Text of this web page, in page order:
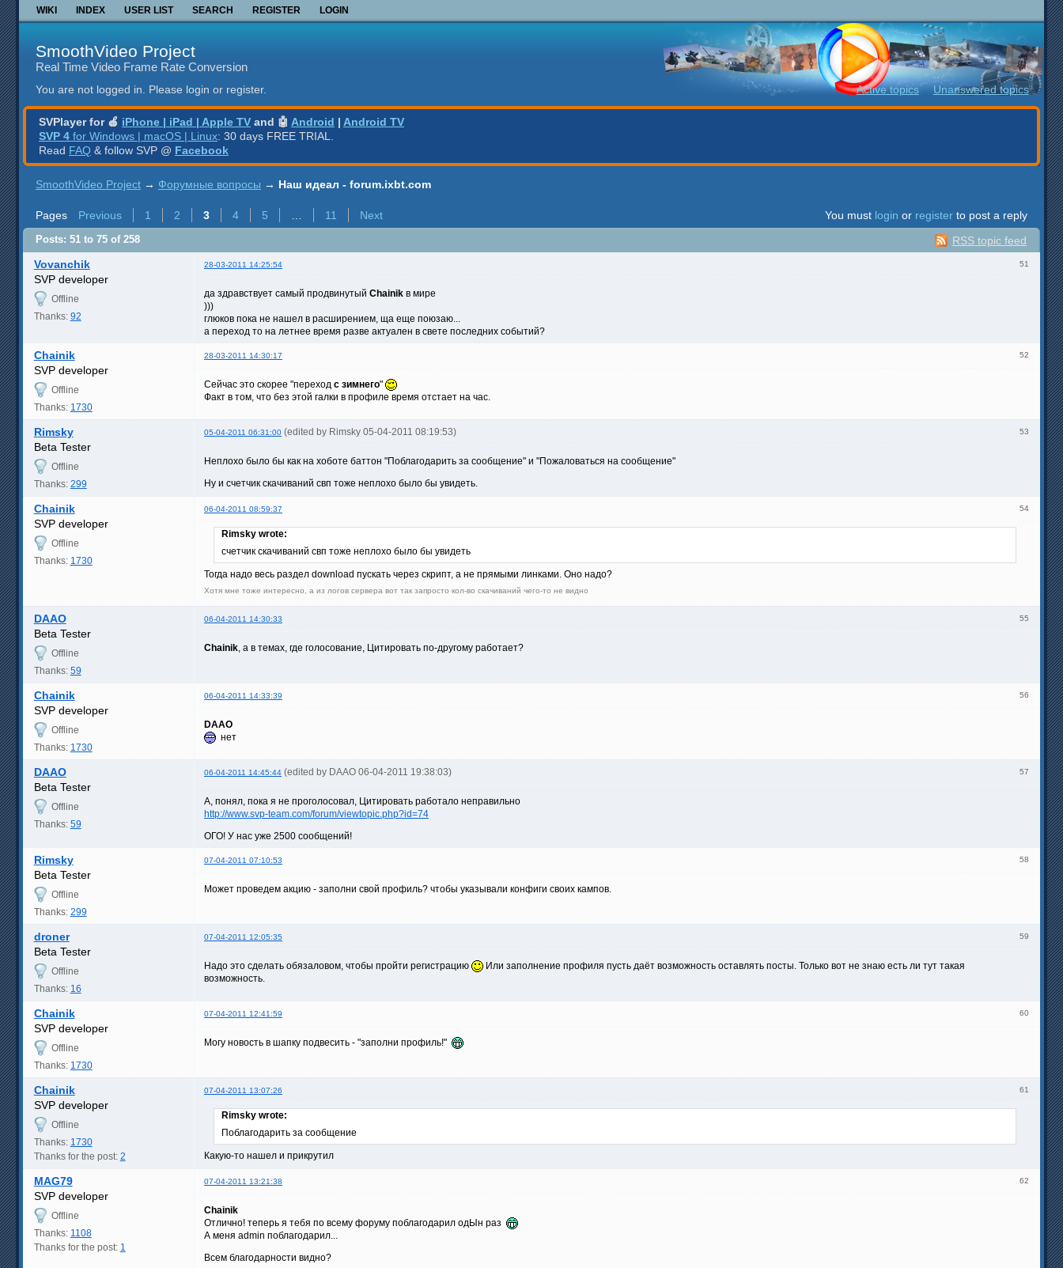
WIKI INDEX USER LIST SEARCH REGISTER LOGIN
SmoothVideo Project
Real Time Video Frame Rate Conversion
You are not logged in. Please login or register. Active topics Unanswered topics
SVPlayer for 🍎 iPhone | iPad | Apple TV and 🤖 Android | Android TV
SVP 4 for Windows | macOS | Linux: 30 days FREE TRIAL.
Read FAQ & follow SVP @ Facebook
SmoothVideo Project → Форумные вопросы → Наш идеал - forum.ixbt.com
Pages Previous 1 2 3 4 5 11 Next You must login or register to post a reply
RSS topic feed
Posts: 51 to 75 of 258
51
Vovanchik 28-03-2011 14:25:54
SVP developer
Offline
Thanks: 92
да здравствует самый продвинутый Chainik в мире
)))
глюков пока не нашел в расширением, ща еще поюзаю...
а переход то на летнее время разве актуален в свете последних событий?
52
Chainik 28-03-2011 14:30:17
SVP developer
Offline
Thanks: 1730
Сейчас это скорее "переход с зимнего"
Факт в том, что без этой галки в профиле время отстает на час.
53
Rimsky 05-04-2011 06:31:00 (edited by Rimsky 05-04-2011 08:19:53)
Beta Tester
Offline
Thanks: 299
Неплохо было бы как на хоботе баттон "Поблагодарить за сообщение" и "Пожаловаться на сообщение"
Ну и счетчик скачиваний свп тоже неплохо было бы увидеть.
54
Chainik 06-04-2011 08:59:37
SVP developer
Offline
Thanks: 1730
Rimsky wrote:
счетчик скачиваний свп тоже неплохо было бы увидеть
Тогда надо весь раздел download пускать через скрипт, а не прямыми линками. Оно надо?
Хотя мне тоже интересно, а из логов сервера вот так запросто кол-во скачиваний чего-то не видно
55
DAAO 06-04-2011 14:30:33
Beta Tester
Offline
Thanks: 59
Chainik, а в темах, где голосование, Цитировать по-другому работает?
56
Chainik 06-04-2011 14:33:39
SVP developer
Offline
Thanks: 1730
DAAO
нет
57
DAAO 06-04-2011 14:45:44 (edited by DAAO 06-04-2011 19:38:03)
Beta Tester
Offline
Thanks: 59
А, понял, пока я не проголосовал, Цитировать работало неправильно
http://www.svp-team.com/forum/viewtopic.php?id=74
ОГО! У нас уже 2500 сообщений!
58
Rimsky 07-04-2011 07:10:53
Beta Tester
Offline
Thanks: 299
Может проведем акцию - заполни свой профиль? чтобы указывали конфиги своих кампов.
59
droner 07-04-2011 12:05:35
Beta Tester
Offline
Thanks: 16
Надо это сделать обязаловом, чтобы пройти регистрацию
Или заполнение профиля пусть даёт возможность оставлять посты. Только вот не знаю есть ли тут такая
возможность.
60
Chainik 07-04-2011 12:41:59
SVP developer
Offline
Thanks: 1730
Могу новость в шапку подвесить - "заполни профиль!"
61
Chainik 07-04-2011 13:07:26
SVP developer
Offline
Thanks: 1730
Thanks for the post: 2
Rimsky wrote:
Поблагодарить за сообщение
Какую-то нашел и прикрутил
62
MAG79 07-04-2011 13:21:38
SVP developer
Offline
Thanks: 1108
Thanks for the post: 1
Chainik
Отлично! теперь я тебя по всему форуму поблагодарил одЫн раз
А меня admin поблагодарил...
Всем благодарности видно?